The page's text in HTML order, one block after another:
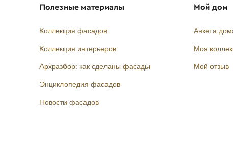
Полезные материалы
Коллекция фасадов
Коллекция интерьеров
Архразбор: как сделаны фасады
Энциклопедия фасадов
Новости фасадов
Мой дом
Анкета
Моя
Мой отзыв